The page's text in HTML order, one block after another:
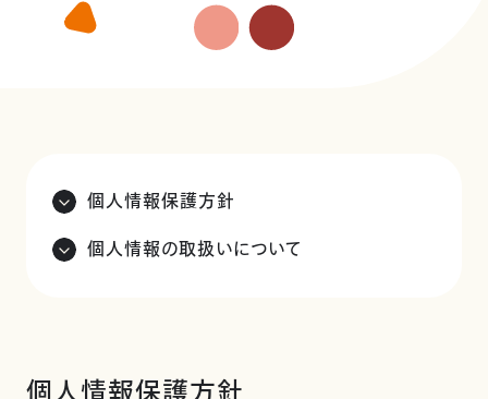
個人情報保護方針
個人情報の取扱いについて